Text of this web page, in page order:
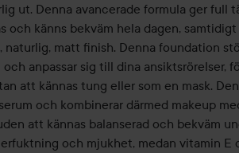
ut. Denna avancerade formula ger full
och känns bekväm hela dagen,
naturlig, matt finish. Denna foundation
anpassar sig till dina ansiktsrörelser,
att kännas tung eller som en mask.
och kombinerar därmed makeup
att kännas balanserad och bekväm
och mjukhet, medan vitamin E